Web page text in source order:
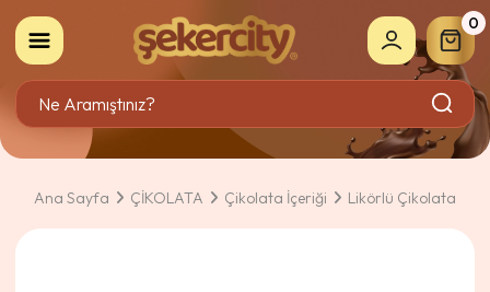
0
Ana Sayfa ÇİKOLATA Çikolata İçeriği Likörlü Çikolata